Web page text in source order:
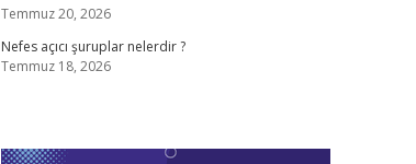
Temmuz 20, 2026
Nefes açıcı şuruplar nelerdir ?
Temmuz 18, 2026